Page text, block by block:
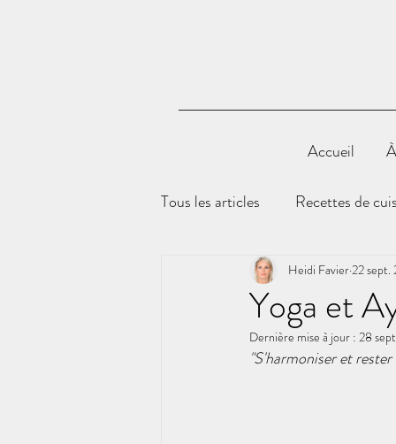
Accueil
Tous les articles Recettes de
Archives Bulletins d'actualités
Yoga et
Heidi Favier22 sept.
Dernière mise à jour : 28
"S'harmoniser et